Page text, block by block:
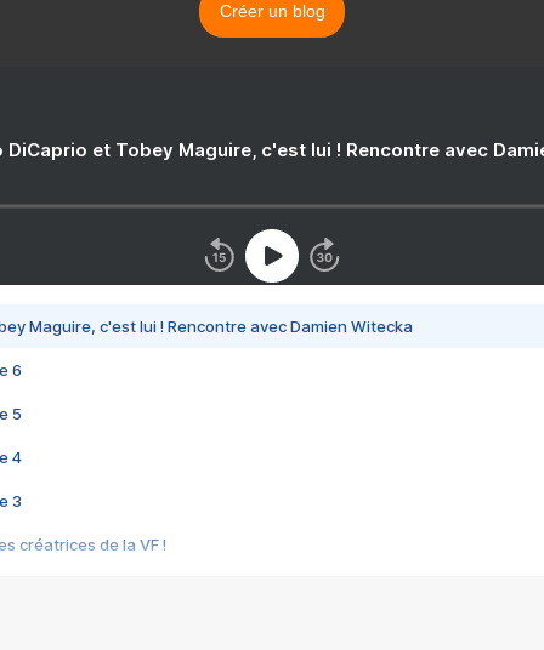
Créer un blog
DiCaprio et Tobey Maguire, c'est lui ! Rencontre avec
Maguire, c'est lui ! Rencontre avec Damien Witecka
6
5
4
3
créatrices de la VF !